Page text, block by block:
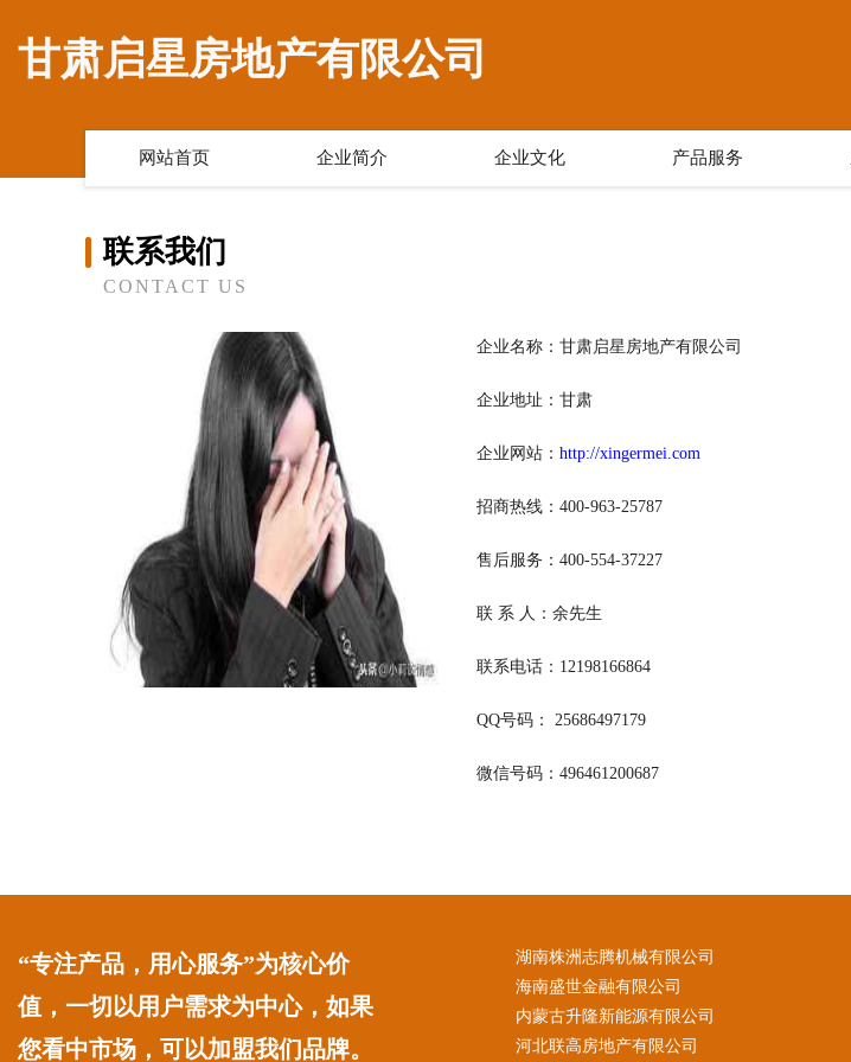
甘肃启星房地产有限公司
网站首页 企业简介 企业文化 产品服务
联系我们
CONTACT US
企业名称：甘肃启星房地产有限公司
企业地址：甘肃
企业网站： http://xingermei.com
招商热线：400-963-25787
售后服务：400-554-37227
联 系 人：余先生
联系电话：12198166864
QQ号码： 25686497179
微信号码：496461200687
“专注产品，用心服务”为核心价
值，一切以用户需求为中心，如果
您看中市场，可以加盟我们品牌。
湖南株洲志腾机械有限公司
海南盛世金融有限公司
内蒙古升隆新能源有限公司
河北联高房地产有限公司